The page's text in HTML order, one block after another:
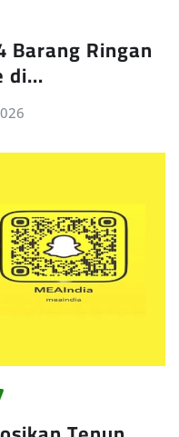
Barang Ringan
di…